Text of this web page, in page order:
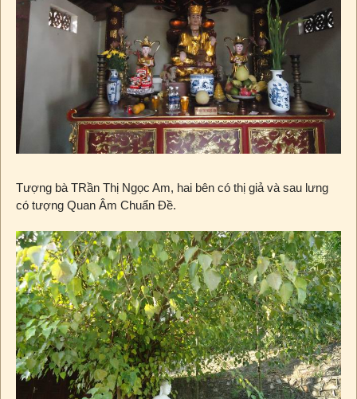
Tượng bà TRần Thị Ngọc Am, hai bên có thị giả và sau lưng
có tượng Quan Âm Chuẩn Đề.